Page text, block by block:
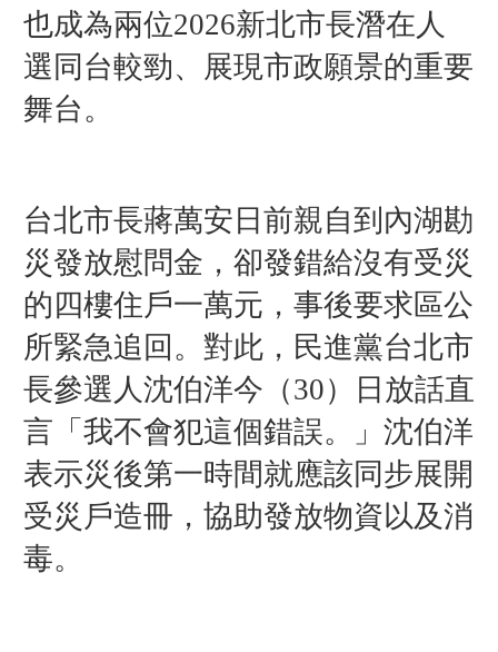
也成為兩位2026新北市長潛在人
選同台較勁、展現市政願景的重要
舞台。
台北市長蔣萬安日前親自到內湖勘
災發放慰問金，卻發錯給沒有受災
的四樓住戶一萬元，事後要求區公
所緊急追回。對此，民進黨台北市
長參選人沈伯洋今（30）日放話直
言「我不會犯這個錯誤。」沈伯洋
表示災後第一時間就應該同步展開
受災戶造冊，協助發放物資以及消
毒。